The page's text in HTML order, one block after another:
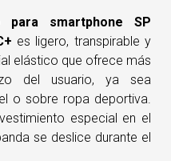
smartphone SP
es ligero, transpirable y
elástico que ofrece más
del usuario, ya sea
o sobre ropa deportiva.
especial en el
se deslice durante el